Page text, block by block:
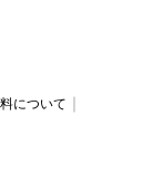
について